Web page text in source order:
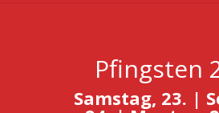
Pfingsten
Samstag, 23. |